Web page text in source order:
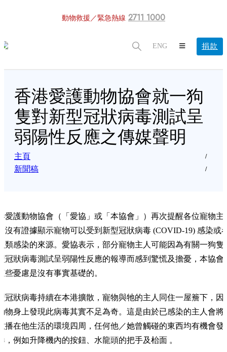
動物救援／緊急熱線 2711 1000
ENG 捐款
香港愛護動物協會就一狗
隻對新型冠狀病毒測試呈
弱陽性反應之傳媒聲明
主頁
新聞稿
愛護動物協會（「愛協」或「本協會」）再次提醒各位寵物主
沒有證據顯示寵物可以受到新型冠狀病毒 (COVID-19) 感染或
類感染的來源。愛協表示，部分寵物主人可能因為有關一狗隻
冠狀病毒測試呈弱陽性反應的報導而感到驚慌及擔憂，本協會
些憂慮是沒有事實基礎的。
冠狀病毒持續在本港擴散，寵物與牠的主人同住一屋簷下，因
物身上發現此病毒其實不足為奇。這是由於已感染的主人會將
播在他生活的環境四周，任何他／她曾觸碰的東西均有機會發
，例如升降機內的按鈕、水龍頭的把手及枱面 。